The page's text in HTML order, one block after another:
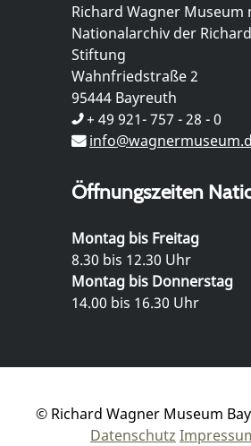
Richard Wagner Museum
Nationalarchiv der
Stiftung
Wahnfriedstraße 2
95444 Bayreuth
+ 49 921- 757 - 28 - 0
Öffnungszeiten
Montag bis Freitag
8.30 bis 12.30 Uhr
Montag bis Donnerstag
14.00 bis 16.30 Uhr
© Richard Wagner Museum
Datenschutz